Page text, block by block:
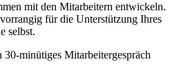
mit den Mitarbeitern entwickeln.
für die Unterstützung Ihres
selbst.
minütiges Mitarbeitergespräch